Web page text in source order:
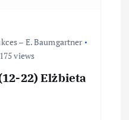
– E. Baumgartner
views
22) Elżbieta